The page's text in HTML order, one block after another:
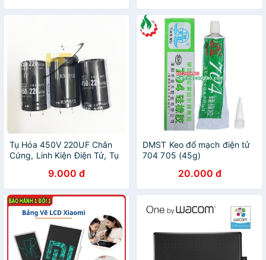
Tụ Hóa 450V 220UF Chân
Cứng, Linh Kiện Điện Tử, Tụ
9.000 đ
DMST Keo đổ mạch điện tử
704 705 (45g)
20.000 đ